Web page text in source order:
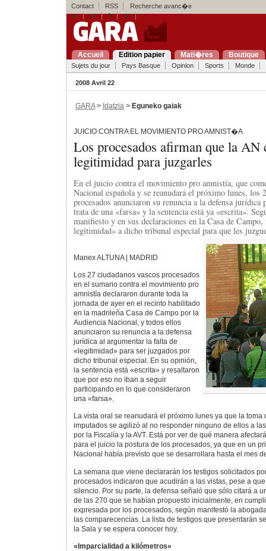
Contact RSS
Recherche avanc�e
eu
es fr en
Accueil Edition papier Mati�res Boutique
Sujets du jour Pays Basque Opinion Sports Monde
2008 Avril 22
GARA> Idatzia > Eguneko gaiak
JUICIO CONTRA EL MOVIMIENTO PRO AMNIST�A
Los procesados afirman que la AN
legitimidad para juzgarles
En el juicio contra el movimiento pro amnistía, que
Nacional española y se reanudará el próximo lunes, los
procesados anunciaron su renuncia a la defensa jurídica
trata de una «farsa» y la sentencia está ya «escrita».
manifiesto y en sus declaraciones en la Casa de
legitimidad» a dicho tribunal especial para que les
Manex ALTUNA | MADRID
Los 27 ciudadanos vascos procesados
en el sumario contra el movimiento pro
amnistía declararon durante toda la
jornada de ayer en el recinto habilitado
en la madrileña Casa de Campo por la
Audiencia Nacional, y todos ellos
anunciaron su renuncia a la defensa
jurídica al argumentar la falta de
«legitimidad» para ser juzgados por
dicho tribunal especial. En su opinión,
la sentencia está «escrita» y resaltaron
que por eso no iban a seguir
participando en lo que consideraron
una «farsa».
La vista oral se reanudará el próximo lunes ya que la toma
imputados se agilizó al no responder ninguno de ellos a
por la Fiscalía y la AVT. Está por ver de qué manera
para el juicio la postura de los procesados, ya que en un
Nacional había previsto que se desarrollara hasta el mes
La semana que viene declararán los testigos solicitados
procesados indicaron que acudirán a las vistas, pese a
silencio. Por su parte, la defensa señaló que sólo citará a
de las 270 que se habían propuesto inicialmente, en
expresada por los procesados, según manifestó la
las comparecencias. La lista de testigos que presentarán
la Sala y se espera conocer hoy.
«Imparcialidad a kilómetros»